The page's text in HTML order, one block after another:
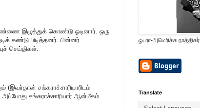
இழுத்துக் கொண்டு ஓடினார். ஒரு
கண்டு பிடித்தனர். பின்னர்
செய்திகள்.
சங்கராச்சாரியாரிடம்
அப்போது சங்கராச்சாரியார் ஆன்மீகம்
ஓபரா-அமெரிக்க நாத்திகர்
Translate